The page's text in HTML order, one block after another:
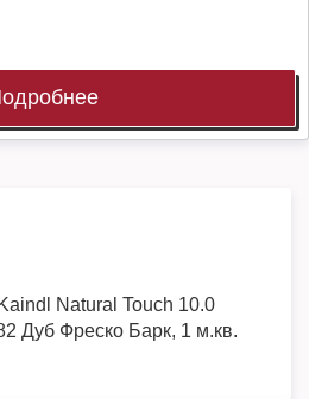
Natural Touch 10.0
Дуб Фреско Барк, 1 м.кв.